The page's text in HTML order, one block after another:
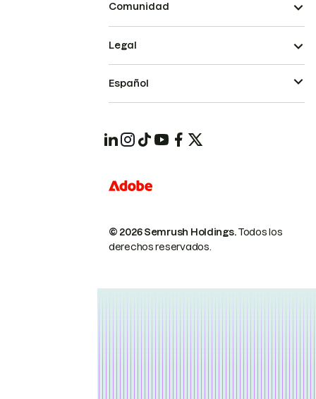
Comunidad
© 2026 Semrush Holdings.Todos los
derechos reservados.
Legal
Español